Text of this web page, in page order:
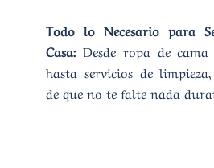
Todo lo Necesario para
Casa:Desde ropa de cama
hasta servicios de
de que no te falte nada